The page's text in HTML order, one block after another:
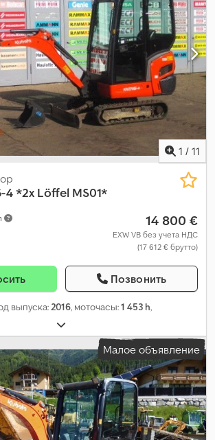
1 / 11
4 *2x Löffel MS01*
14 800 €
EXW VB без учета НДС
(17 612 € брутто)
Позвонить
выпуска:2016, моточасы:1 453 h,
Малое объявление